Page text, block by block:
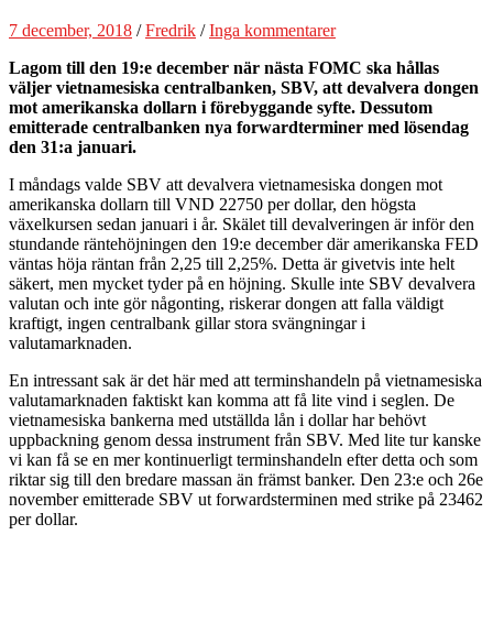
7 december, 2018 /Fredrik /Inga kommentarer
Lagom till den 19:e december när nästa FOMC ska hållas
väljer vietnamesiska centralbanken, SBV, att devalvera dongen
mot amerikanska dollarn i förebyggande syfte. Dessutom
emitterade centralbanken nya forwardterminer med lösendag
den 31:a januari.
I måndags valde SBV att devalvera vietnamesiska dongen mot
amerikanska dollarn till VND 22750 per dollar, den högsta
växelkursen sedan januari i år. Skälet till devalveringen är inför den
stundande räntehöjningen den 19:e december där amerikanska FED
väntas höja räntan från 2,25 till 2,25%. Detta är givetvis inte helt
säkert, men mycket tyder på en höjning. Skulle inte SBV devalvera
valutan och inte gör någonting, riskerar dongen att falla väldigt
kraftigt, ingen centralbank gillar stora svängningar i
valutamarknaden.
En intressant sak är det här med att terminshandeln på vietnamesiska
valutamarknaden faktiskt kan komma att få lite vind i seglen. De
vietnamesiska bankerna med utställda lån i dollar har behövt
uppbackning genom dessa instrument från SBV. Med lite tur kanske
vi kan få se en mer kontinuerligt terminshandeln efter detta och som
riktar sig till den bredare massan än främst banker. Den 23:e och 26e
november emitterade SBV ut forwardsterminen med strike på 23462
per dollar.